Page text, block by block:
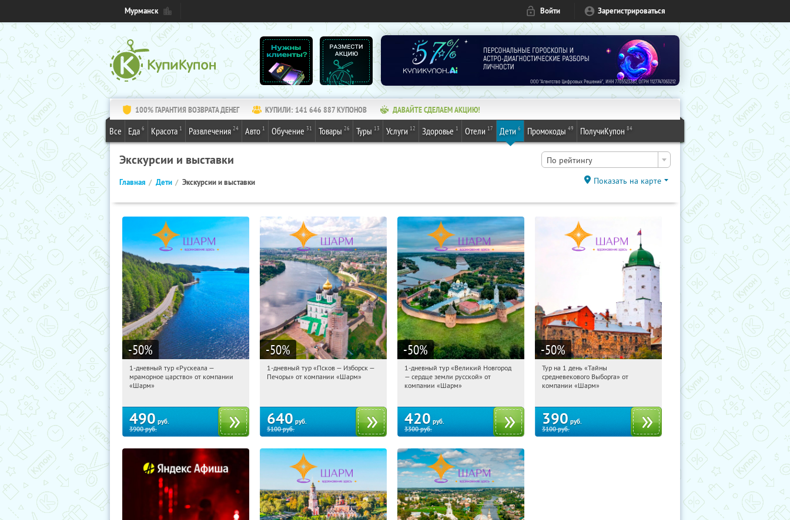
Мурманск Войти Зарегистрироваться
100% ГАРАНТИЯ ВОЗВРАТА ДЕНЕГ КУПИЛИ: 141 646 887КУПОНОВ ДАВАЙТЕ СДЕЛАЕМ АКЦИЮ!
Все Еда 6 Красота 1 Развлечения 24 Авто 1 Обучение 31 Товары 26 Туры 13 Услуги 12 Здоровье 1 Отели 17 Дети 6 Промокоды 49 ПолучиКупон 84
Экскурсии и выставки По рейтингу
Главная Дети Экскурсии и выставки Показать на карте
-50%
05:54:34 Купили:
Достоевская
1-дневный тур «Рускеала —
мраморное царство» от компании
«Шарм»
490 руб.
3900руб.
-50%
05:54:34 Купили:12
1-дневный тур «Псков — Изборск —
Печоры» от компании «Шарм»
640 руб.
5100руб.
-50%
05:54:34 Купили:22
Достоевская
1-дневный тур «Великий Новгород
— сердце земли русской» от
компании «Шарм»
420 руб.
3300руб.
-50%
05:54:34
Достоевская
Тур на 1 день «Тайны
средневекового Выборга» от
компании «Шарм»
390 руб.
3100руб.